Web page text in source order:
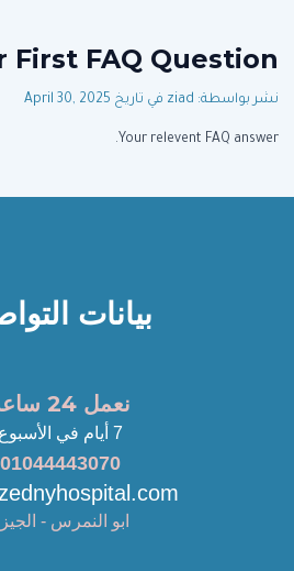
First FAQ Question
نشر بواسطة: ziad في تاريخ April 30, 2025
Your relevent FAQ answer.
بيانات
نعمل 24 ساعة
7 أيام في الأسبوع
01044443070
ابو النمرس -